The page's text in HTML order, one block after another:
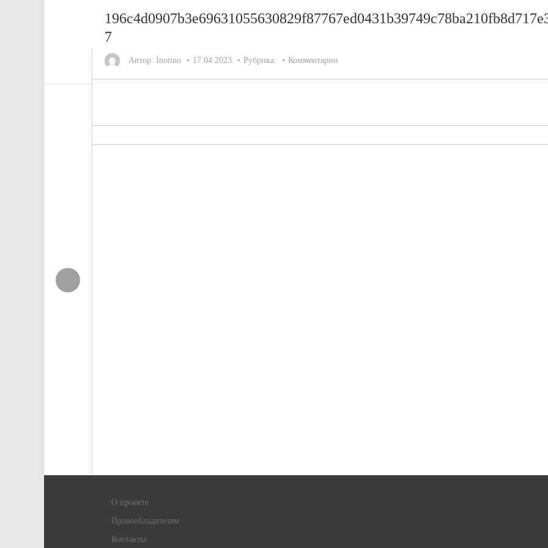
7
Автор: Inotino 17.04.2023 Рубрика: Комментарии
О проекте
Правообладателям
Контакты